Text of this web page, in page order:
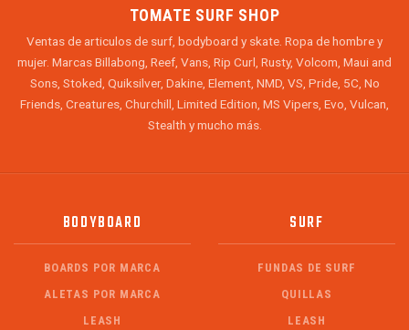
TOMATE SURF SHOP
Ventas de articulos de surf, bodyboard y skate. Ropa de hombre y
mujer. Marcas Billabong, Reef, Vans, Rip Curl, Rusty, Volcom, Maui and
Sons, Stoked, Quiksilver, Dakine, Element, NMD, VS, Pride, 5C, No
Friends, Creatures, Churchill, Limited Edition, MS Vipers, Evo, Vulcan,
Stealth y mucho más.
BODYBOARD
BOARDS POR MARCA
ALETAS POR MARCA
LEASH
SURF
FUNDAS DE SURF
QUILLAS
LEASH